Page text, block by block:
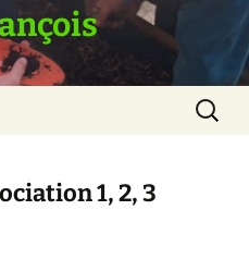
1, 2, 3